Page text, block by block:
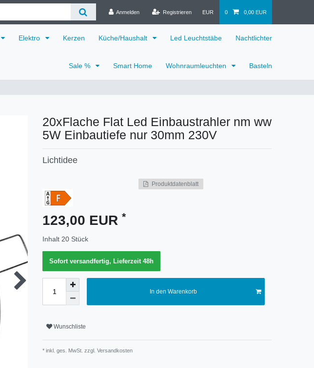
Anmelden Registrieren EUR 0 0,00 EUR
Elektro Kerzen Küche/Haushalt Led Leuchtstäbe Nachtlichter
Sale % Smart Home Wohnraumleuchten Basteln
20xFlache Flat Led Einbaustrahler nm ww
5W Einbautiefe nur 30mm 230V
Lichtidee
Merkmal
Produktdatenblatt
123,00 EUR *
Inhalt 20 Stück
Sofort versandfertig, Lieferzeit 48h
In den Warenkorb
Wunschliste
* inkl. ges. MwSt. zzgl. Versandkosten